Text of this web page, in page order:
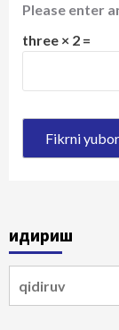
Please enter
three × 2 =
Қидириш